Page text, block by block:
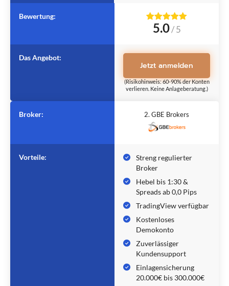
Bewertung:
5.0/ 5
Das Angebot:
Jetzt anmelden
(Risikohinweis: 60-90% der Konten
verlieren. Keine Anlageberatung.)
Broker: 2. GBE Brokers
Vorteile:
Streng regulierter
Broker
Hebel bis 1:30 &
Spreads ab 0,0 Pips
TradingView verfügbar
Kostenloses
Demokonto
Zuverlässiger
Kundensupport
Einlagensicherung
20.000€ bis 300.000€